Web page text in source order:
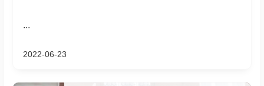
...
2022-06-23